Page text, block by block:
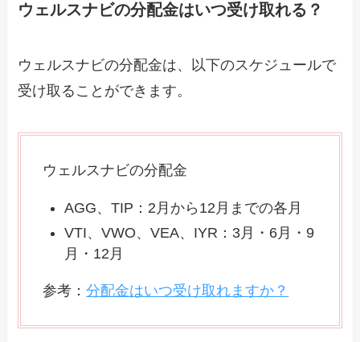
ウェルスナビの分配金はいつ受け取れる？
ウェルスナビの分配金は、以下のスケジュールで
受け取ることができます。
ウェルスナビの分配金
AGG、TIP：2月から12月までの各月
VTI、VWO、VEA、IYR：3月・6月・9
月・12月
参考：分配金はいつ受け取れますか？